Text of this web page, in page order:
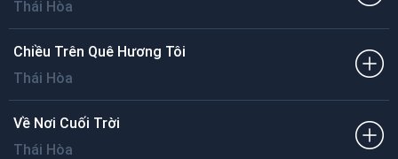
Thái Hòa
Chiều Trên Quê Hương Tôi
Thái Hòa
Về Nơi Cuối Trời
Thái Hòa